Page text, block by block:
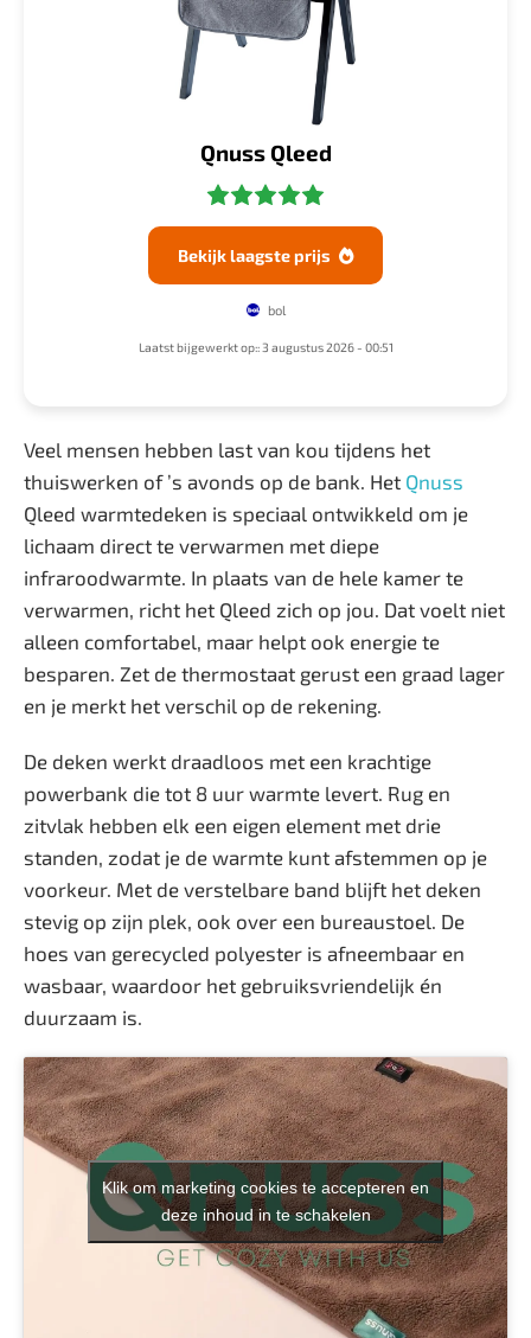
Qnuss Qleed
Bekijk laagste prijs 
bol
Laatst bijgewerkt op:: 3 augustus 2026 - 00:51
Veel mensen hebben last van kou tijdens het
thuiswerken of ’s avonds op de bank. Het Qnuss
Qleed warmtedeken is speciaal ontwikkeld om je
lichaam direct te verwarmen met diepe
infraroodwarmte. In plaats van de hele kamer te
verwarmen, richt het Qleed zich op jou. Dat voelt niet
alleen comfortabel, maar helpt ook energie te
besparen. Zet de thermostaat gerust een graad lager
en je merkt het verschil op de rekening.
De deken werkt draadloos met een krachtige
powerbank die tot 8 uur warmte levert. Rug en
zitvlak hebben elk een eigen element met drie
standen, zodat je de warmte kunt afstemmen op je
voorkeur. Met de verstelbare band blijft het deken
stevig op zijn plek, ook over een bureaustoel. De
hoes van gerecycled polyester is afneembaar en
wasbaar, waardoor het gebruiksvriendelijk én
duurzaam is.
Klik om marketing cookies te accepteren en
deze inhoud in te schakelen